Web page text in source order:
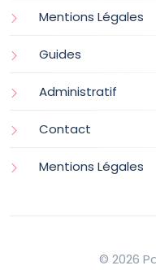
Mentions Légales
Guides
Administratif
Contact
Mentions Légales
© 2026